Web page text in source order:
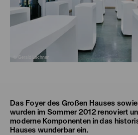
© Gerald Lechner
Das Foyer des Großen Hauses
wurden im Sommer 2012 renoviert
moderne Komponenten in das
Hauses wunderbar ein.